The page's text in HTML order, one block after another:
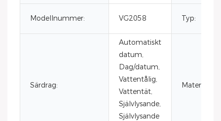
Modellnummer: VG2058 Typ:
Särdrag:
Automatiskt
datum,
Dag/datum,
Vattentålig,
Vattentät,
Självlysande,
Självlysande
Material: